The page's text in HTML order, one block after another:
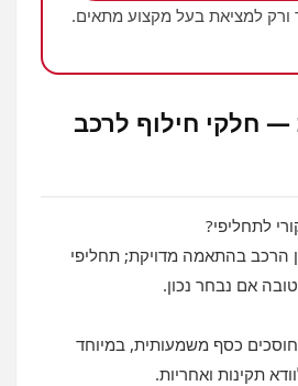
למציאת בעל מקצוע מתאים.
— חלקי חילוף לרכב
לתחליפי?
הרכב בהתאמה מדויקת; תחליפי
טובה אם נבחר נכון.
כסף משמעותית, במיוחד
תקינות ואחריות.